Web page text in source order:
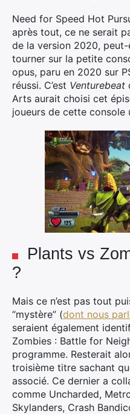
Need for Speed Hot
après tout, ce ne serait
de la version 2020,
tourner sur la petite
opus, paru en 2020 sur
réussi. C’est Venturebeat
Arts aurait choisi cet
joueurs de cette console
Plants vs
?
Mais ce n’est pas tout
“mystère” (dont nous
seraient également
Zombies : Battle for
programme. Resterait
troisième titre sachant
associé. Ce dernier a
comme Uncharded,
Skylanders, Crash